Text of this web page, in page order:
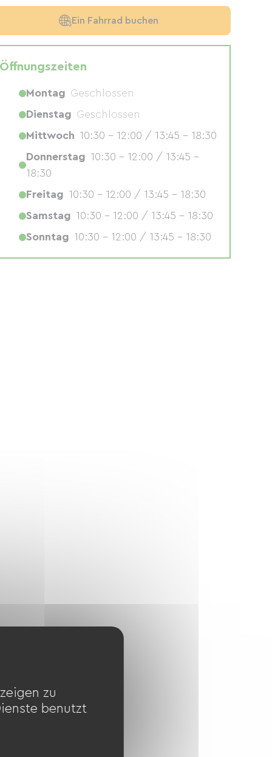
Ein Fahrrad buchen
Öffnungszeiten
Montag Geschlossen
Dienstag Geschlossen
Mittwoch 10:30 - 12:00 / 13:45 - 18:30
Donnerstag 10:30 - 12:00 / 13:45 -
18:30
Freitag 10:30 - 12:00 / 13:45 - 18:30
Samstag 10:30 - 12:00 / 13:45 - 18:30
Sonntag 10:30 - 12:00 / 13:45 - 18:30
zu
benutzt